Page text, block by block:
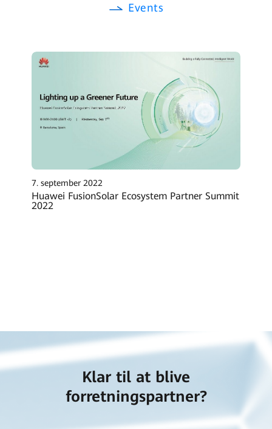
Events
7. september 2022
Huawei FusionSolar Ecosystem Partner Summit
2022
Klar til at blive
forretningspartner?